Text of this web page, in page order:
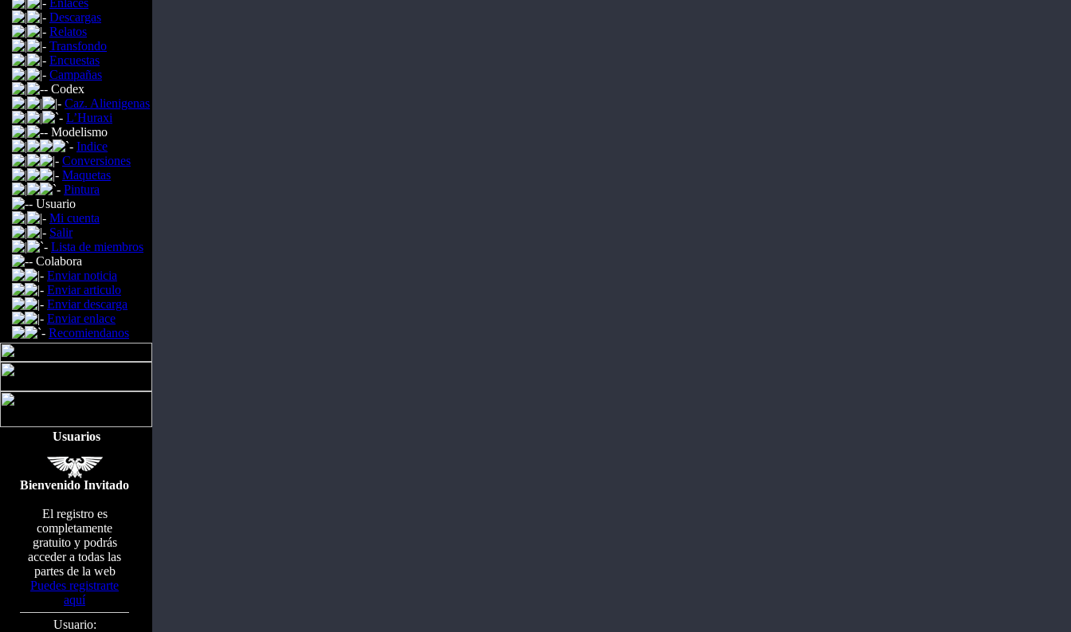
Enlaces
Descargas
Relatos
Transfondo
Encuestas
Campañas
Codex
Caz. Alienigenas
L’Huraxi
Modelismo
Indice
Conversiones
Maquetas
Pintura
Usuario
Mi cuenta
Salir
Lista de miembros
Colabora
Enviar noticia
Enviar articulo
Enviar descarga
Enviar enlace
Recomiendanos
Usuarios
Bienvenido Invitado
El registro es
completamente
gratuito y podrás
acceder a todas las
partes de la web
Puedes registrarte
aquí
Usuario: